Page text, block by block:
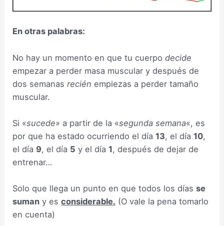
En otras palabras:
No hay un momento en que tu cuerpodecide
empezar a perder masa muscular y después de
dos semanasrecién empiezas a perder tamaño
muscular.
Si «sucede» a partir de la «segunda semana«, es
por que ha estado ocurriendo el día13, el día10,
el día 9, el día 5 y el día1, después de dejar de
entrenar…
Solo que llega un punto en que todos los díasse
suman y esconsiderable. (O vale la pena tomarlo
en cuenta)